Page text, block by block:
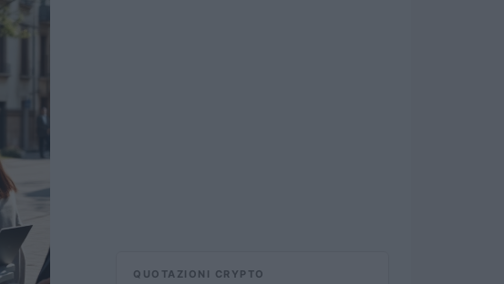
QUOTAZIONI CRYPTO